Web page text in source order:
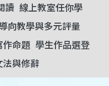
讀 線上教室任你學
向教學與多元評量
作命題 學生作品選登
法與修辭